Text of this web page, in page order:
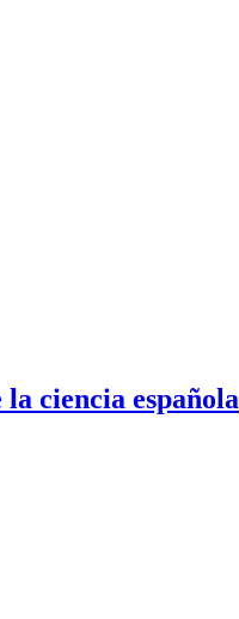
ciencia española